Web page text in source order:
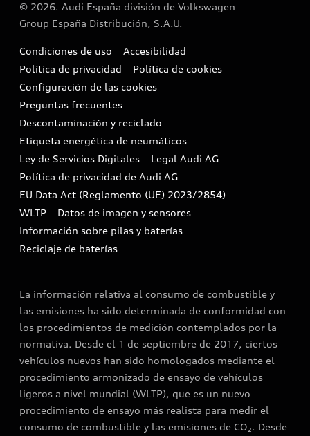
Audi y los semiconductores
Etiquetas medioambientales
Vehículo de sustitución
Audi Shop
Airbag Takata
Motores Diésel
Buscador de concesionarios
Cita taller
Compliance e integridad
Canales de denuncia
© 2026. Audi España división de Volkswagen
Group España Distribución, S.A.U.
Condiciones de uso
Accesibilidad
Política de privacidad
Política de cookies
Configuración de las cookies
Preguntas frecuentes
Descontaminación y reciclado
Etiqueta energética de neumáticos
Ley de Servicios Digitales
Legal Audi AG
Política de privacidad de Audi AG
EU Data Act (Reglamento (UE) 2023/2854)
WLTP
Datos de imagen y sensores
Información sobre pilas y baterías
Reciclaje de baterías
La información relativa al consumo de combustible y
las emisiones ha sido determinada de conformidad con
los procedimientos de medición contemplados por la
normativa. Desde el 1 de septiembre de 2017, ciertos
vehículos nuevos han sido homologados mediante el
procedimiento armonizado de ensayo de vehículos
ligeros a nivel mundial (WLTP), que es un nuevo
procedimiento de ensayo más realista para medir el
consumo de combustible y las emisiones de CO₂. Desde